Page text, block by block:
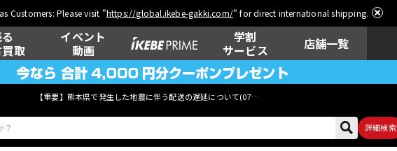
Customers: Please visit "https://global.ikebe-gakki.com/" for direct international shipping.
取
イベント
動画
学割
サービス
店舗一覧
【重要】熊本県で発生した地震に伴う配送の遅延について(07月29日
詳細検索